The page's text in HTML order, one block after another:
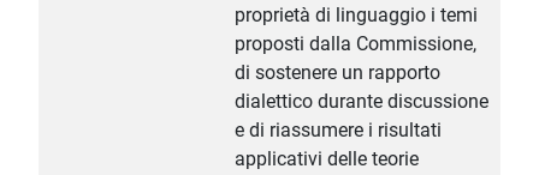
proprietà di linguaggio i temi
proposti dalla Commissione,
di sostenere un rapporto
dialettico durante discussione
e di riassumere i risultati
applicativi delle teorie